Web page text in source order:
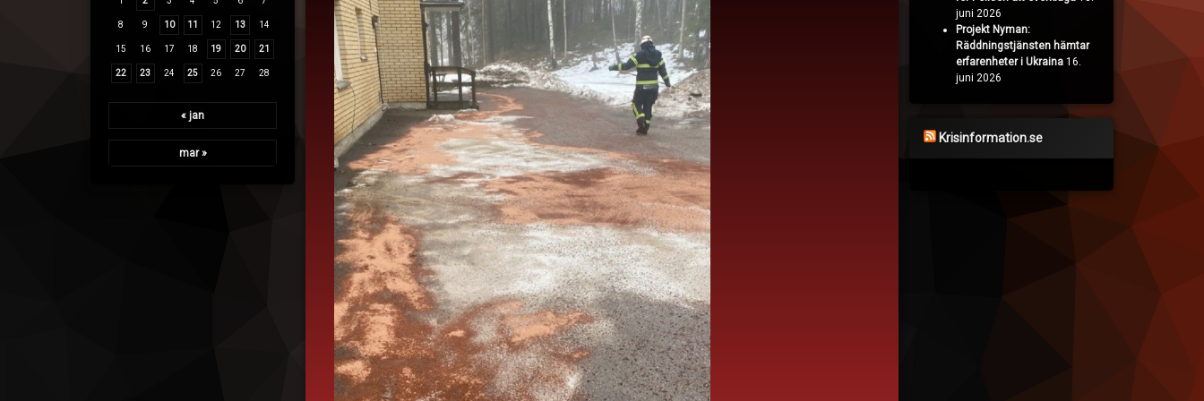
8 9 10 11 12 13 14
15 16 17 18 19 20 21
22 23 24 25 26 27 28
« jan
mar »
juni 2026
Projekt Nyman:
Räddningstjänsten hämtar
erfarenheter i Ukraina 16.
juni 2026
Krisinformation.se